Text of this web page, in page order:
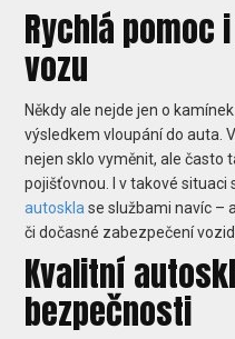
Rychlá pomoc
vozu
Někdy ale nejde jen o
výsledkem vloupání do auta.
nejen sklo vyměnit, ale často
pojišťovnou. I v takové
autosklase službami navíc –
či dočasné zabezpečení
Kvalitní
bezpečnosti